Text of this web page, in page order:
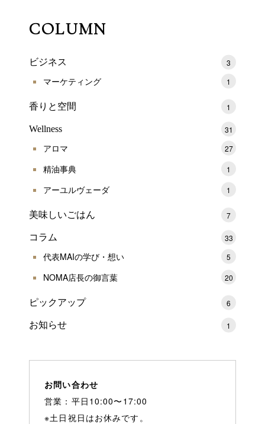
COLUMN
ビジネス 3
マーケティング 1
香りと空間 1
Wellness 31
アロマ 27
精油事典 1
アーユルヴェーダ 1
美味しいごはん 7
コラム 33
代表MAIの学び・想い 5
NOMA店長の御言葉 20
ピックアップ 6
お知らせ 1
お問い合わせ
営業：平日10:00〜17:00
※土日祝日はお休みです。